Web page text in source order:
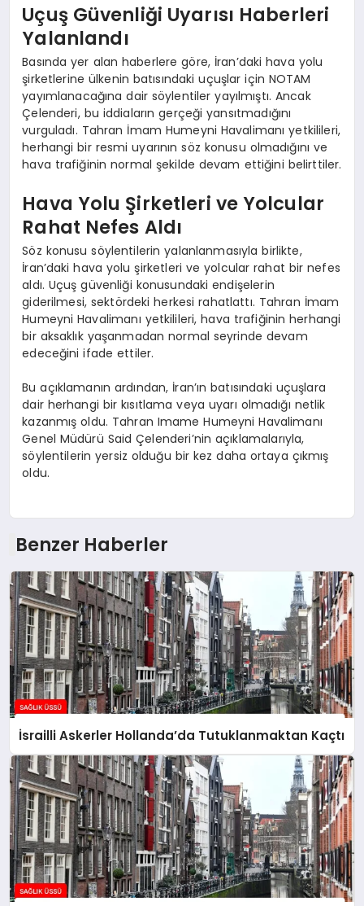
Uçuş Güvenliği Uyarısı Haberleri
Yalanlandı
Basında yer alan haberlere göre, İran’daki hava yolu
şirketlerine ülkenin batısındaki uçuşlar için NOTAM
yayımlanacağına dair söylentiler yayılmıştı. Ancak
Çelenderi, bu iddiaların gerçeği yansıtmadığını
vurguladı. Tahran İmam Humeyni Havalimanı yetkilileri,
herhangi bir resmi uyarının söz konusu olmadığını ve
hava trafiğinin normal şekilde devam ettiğini belirttiler.
Hava Yolu Şirketleri ve Yolcular
Rahat Nefes Aldı
Söz konusu söylentilerin yalanlanmasıyla birlikte,
İran’daki hava yolu şirketleri ve yolcular rahat bir nefes
aldı. Uçuş güvenliği konusundaki endişelerin
giderilmesi, sektördeki herkesi rahatlattı. Tahran İmam
Humeyni Havalimanı yetkilileri, hava trafiğinin herhangi
bir aksaklık yaşanmadan normal seyrinde devam
edeceğini ifade ettiler.
Bu açıklamanın ardından, İran’ın batısındaki uçuşlara
dair herhangi bir kısıtlama veya uyarı olmadığı netlik
kazanmış oldu. Tahran Imame Humeyni Havalimanı
Genel Müdürü Said Çelenderi’nin açıklamalarıyla,
söylentilerin yersiz olduğu bir kez daha ortaya çıkmış
oldu.
Benzer Haberler
İsrailli Askerler Hollanda’da Tutuklanmaktan Kaçtı